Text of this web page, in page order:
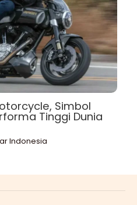
Simbol
Tinggi Dunia
Indonesia